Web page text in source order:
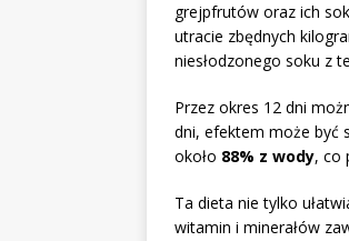
grejpfrutów oraz ich
utracie zbędnych
niesłodzonego soku z
Przez okres 12 dni
dni, efektem może być
około 88% z wody, co
Ta dieta nie tylko
witamin i minerałów